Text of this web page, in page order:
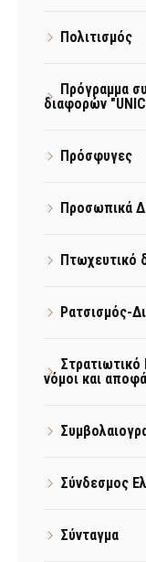
Πολιτισμός
Πρόγραμμα
διαφορών
Πρόσφυγες
Προσωπικά
Πτωχευτικό
Ρατσισμός-
Στρατιωτικό
νόμοι και
Σύνδεσμος
Σύνταγμα